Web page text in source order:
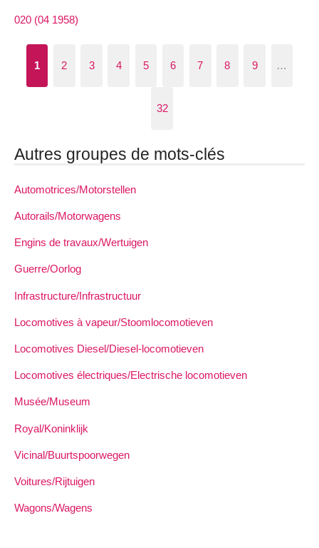
020 (04 1958)
1 2 3 4 5 6 7 8 9 …
32
Autres groupes de mots-clés
Automotrices/Motorstellen
Autorails/Motorwagens
Engins de travaux/Wertuigen
Guerre/Oorlog
Infrastructure/Infrastructuur
Locomotives à vapeur/Stoomlocomotieven
Locomotives Diesel/Diesel-locomotieven
Locomotives électriques/Electrische locomotieven
Musée/Museum
Royal/Koninklijk
Vicinal/Buurtspoorwegen
Voitures/Rijtuigen
Wagons/Wagens